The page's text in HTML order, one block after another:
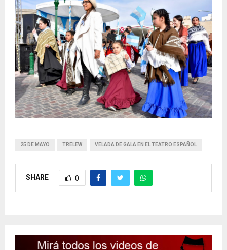
25 DE MAYO TRELEW VELADA DE GALA EN EL TEATRO ESPAÑOL
SHARE 0